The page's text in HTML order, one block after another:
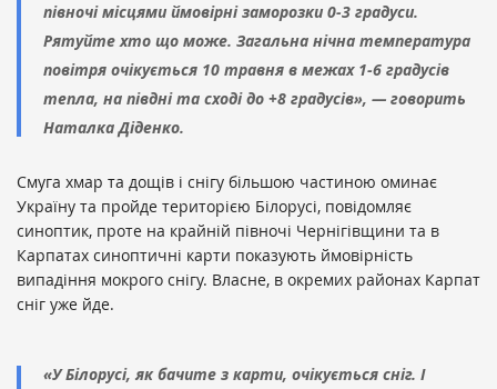
півночі місцями ймовірні заморозки 0-3 градуси.
Рятуйте хто що може. Загальна нічна температура
повітря очікується 10 травня в межах 1-6 градусів
тепла, на півдні та сході до +8 градусів», — говорить
Наталка Діденко.
Смуга хмар та дощів і снігу більшою частиною оминає
Україну та пройде територією Білорусі, повідомляє
синоптик, проте на крайній півночі Чернігівщини та в
Карпатах синоптичні карти показують ймовірність
випадіння мокрого снігу. Власне, в окремих районах Карпат
сніг уже йде.
«У Білорусі, як бачите з карти, очікується сніг. І